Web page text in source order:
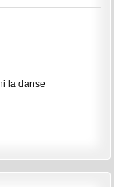
la danse